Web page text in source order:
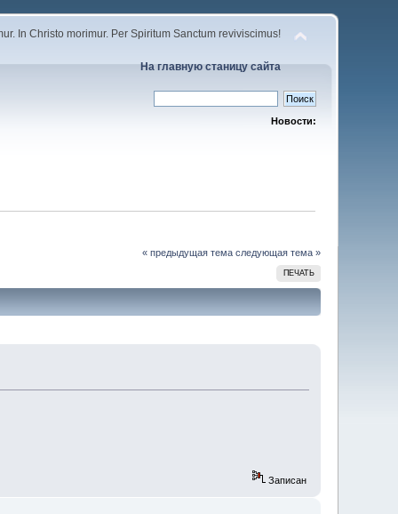
In Christo morimur. Per Spiritum Sanctum reviviscimus!
На главную станицу сайта
Новости:
« предыдущая тема следующая тема »
ПЕЧАТЬ
Записан